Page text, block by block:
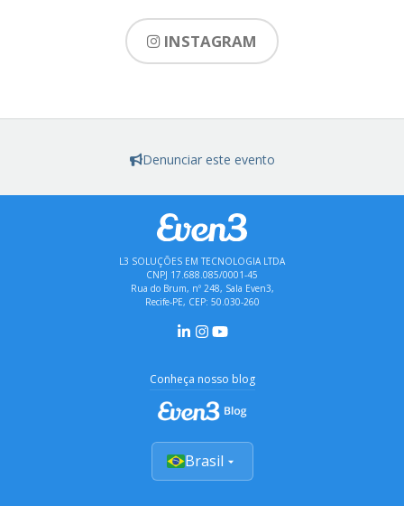
INSTAGRAM
Denunciar este evento
L3 SOLUÇÕES EM TECNOLOGIA LTDA
CNPJ 17.688.085/0001-45
Rua do Brum, nº 248, Sala Even3,
Recife-PE, CEP: 50.030-260
Conheça nosso blog
Brasil